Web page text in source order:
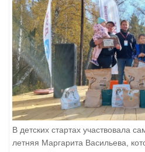
В детских стартах участвовала
летняя Маргарита Васильева,